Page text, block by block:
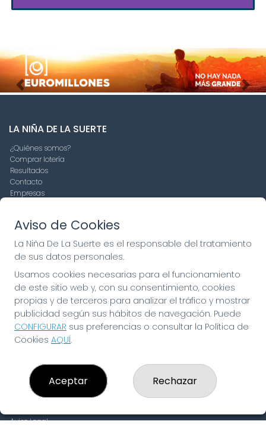
Imagen anterior
LA NIÑA DE LA SUERTE
¿Quiénes somos?
Comprar lotería
Resultados
Contacto
Empresas
Boletos digitales
Acceso
Registro
CONTACTO
ADMINISTRACION DE LOTERIAS: 19-FUENLABRADA -
RECEPTOR OFICIAL: 97910
916429571
pedidos@laninadelasuerte.es
(Madrid) España
Aviso Legal
Aviso de Cookies
La Niña De La Suerte es el responsable del tratamiento
de sus datos personales.
Usamos cookies necesarias para el funcionamiento
de este sitio web y, con su consentimiento, cookies
propias y de terceros para analizar el tráfico y mostrar
publicidad según sus hábitos de navegación. Puede
CONFIGURAR sus preferencias o consultar la Política de
Cookies AQUÍ.
Aceptar Rechazar